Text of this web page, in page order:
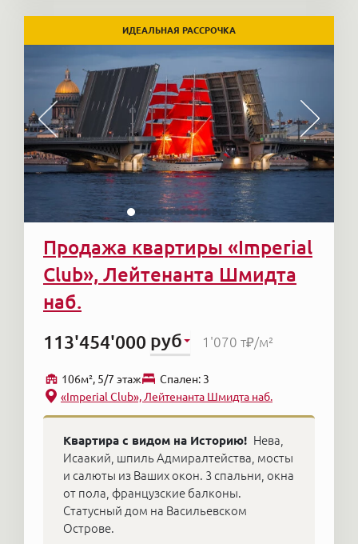
ИДЕАЛЬНАЯ РАССРОЧКА
Продажа квартиры «Imperial
Club», Лейтенанта Шмидта
наб.
113'454'000 руб 1'070 т₽/м²
106м², 5/7 этаж
Cпален: 3
«Imperial Club», Лейтенанта Шмидта наб.
Квартира с видом на Историю! Нева,
Исаакий, шпиль Адмиралтейства, мосты
и салюты из Ваших окон. 3 спальни, окна
от пола, французские балконы.
Статусный дом на Васильевском
Острове.